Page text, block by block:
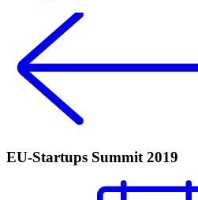
EU-Startups Summit 2019